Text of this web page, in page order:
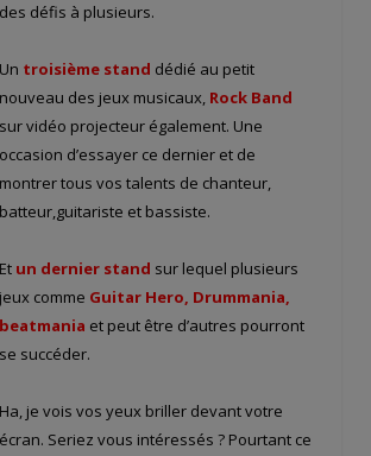
des défis à plusieurs.
Un troisième stand dédié au petit
nouveau des jeux musicaux, Rock Band
sur vidéo projecteur également. Une
occasion d’essayer ce dernier et de
montrer tous vos talents de chanteur,
batteur,guitariste et bassiste.
Et un dernier stand sur lequel plusieurs
jeux comme Guitar Hero, Drummania,
beatmania et peut être d’autres pourront
se succéder.
Ha, je vois vos yeux briller devant votre
écran. Seriez vous intéressés ? Pourtant ce